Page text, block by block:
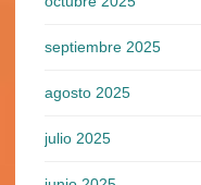
septiembre 2025
agosto 2025
julio 2025